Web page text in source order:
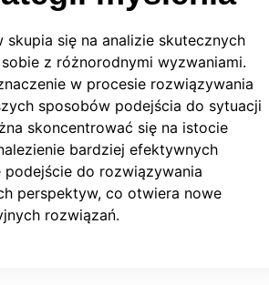
się na analizie skutecznych
z różnorodnymi wyzwaniami.
w procesie rozwiązywania
sposobów podejścia do sytuacji
skoncentrować się na istocie
bardziej efektywnych
do rozwiązywania
perspektyw, co otwiera nowe
rozwiązań.